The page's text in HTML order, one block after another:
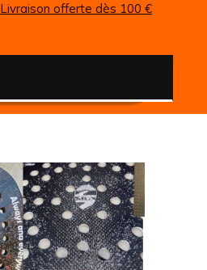
Livraison offerte dès 100 €